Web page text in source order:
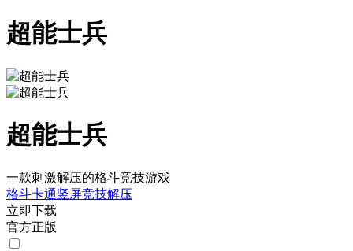
超能士兵
超能士兵
一款刺激解压的格斗竞技游戏
格斗卡通竖屏竞技解压
立即下载
官方正版